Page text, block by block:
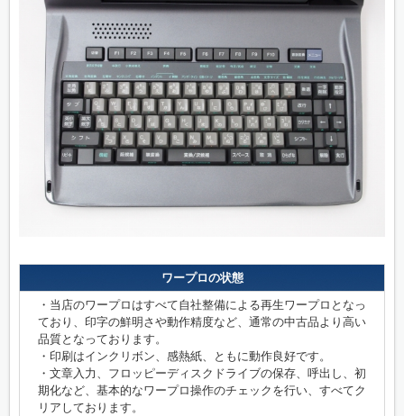
ワープロの状態
・当店のワープロはすべて自社整備による再生ワープロとなっ
ており、印字の鮮明さや動作精度など、通常の中古品より高い
品質となっております。
・印刷はインクリボン、感熱紙、ともに動作良好です。
・文章入力、フロッピーディスクドライブの保存、呼出し、初
期化など、基本的なワープロ操作のチェックを行い、すべてク
リアしております。